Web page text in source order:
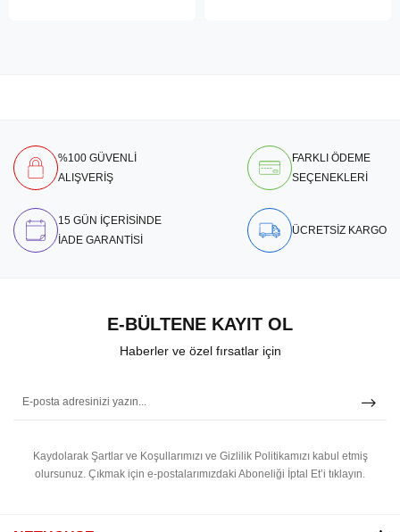
%100 GÜVENLİ
ALIŞVERİŞ
FARKLI ÖDEME
SEÇENEKLERİ
15 GÜN İÇERİSİNDE
İADE GARANTİSİ
ÜCRETSİZ KARGO
E-BÜLTENE KAYIT OL
Haberler ve özel fırsatlar için
Kaydolarak Şartlar ve Koşullarımızı ve Gizlilik Politikamızı kabul etmiş
olursunuz. Çıkmak için e-postalarımızdaki Aboneliği İptal Et’i tıklayın.